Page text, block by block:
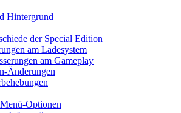
Hintergrund
der Special Edition
am Ladesystem
am Gameplay
Änderungen
Optionen